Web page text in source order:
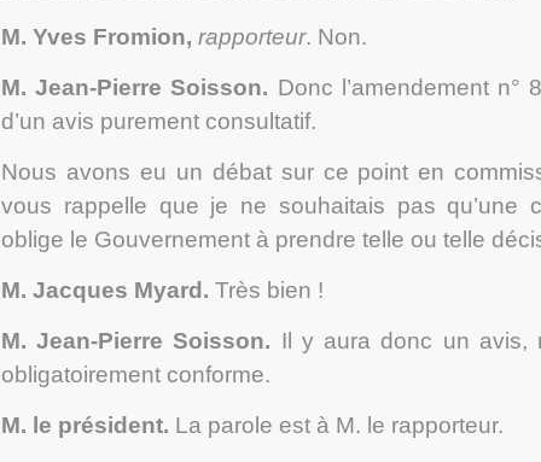
M. Yves Fromion, rapporteur. Non.
M. Jean-Pierre Soisson. Donc l’amendement n°
d’un avis purement consultatif.
Nous avons eu un débat sur ce point en
vous rappelle que je ne souhaitais pas qu’une
oblige le Gouvernement à prendre telle ou telle
M. Jacques Myard . Très bien !
M. Jean-Pierre Soisson. Il y aura donc un avis,
obligatoirement conforme.
M. le président. La parole est à M. le rapporteur.